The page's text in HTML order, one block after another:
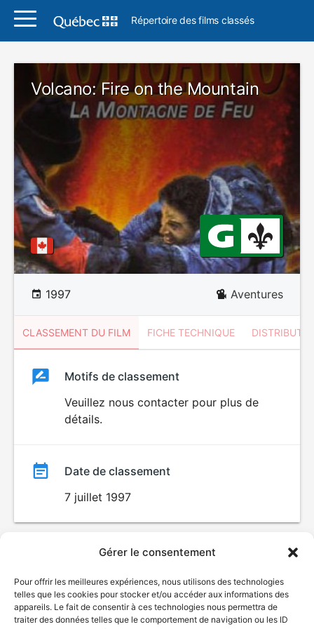
Gérer le consentement
Pour offrir les meilleures expériences, nous utilisons des technologies
telles que les cookies pour stocker et/ou accéder aux informations des
appareils. Le fait de consentir à ces technologies nous permettra de
traiter des données telles que le comportement de navigation ou les ID
Répertoire des films classés
Volcano: Fire on the Mountain
1997 Aventures
CLASSEMENT DU FILM FICHE TECHNIQUE
ClassementClassement
Motifs de classement
Veuillez nous contacter pour plus de
détails.
Date de classement
7 juillet 1997